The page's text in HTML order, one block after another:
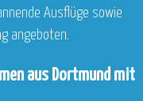
Ausflüge sowie
angeboten.
aus Dortmund mit